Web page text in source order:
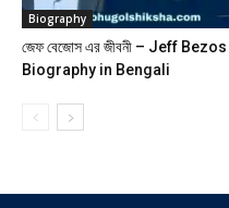
Biography
জেফ বেজোস এর জীবনী – Jeff Bezos
Biography in Bengali